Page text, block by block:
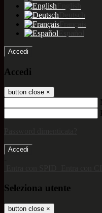
Accedi
Accedi
button close ×
-
Seleziona utente
button close ×